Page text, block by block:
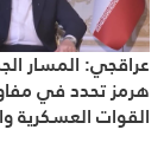
عراقجي: المسار
هرمز تحدد في
القوات العسكرية